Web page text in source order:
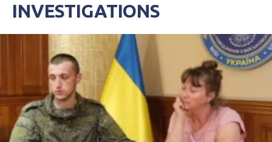
INVESTIGATIONS